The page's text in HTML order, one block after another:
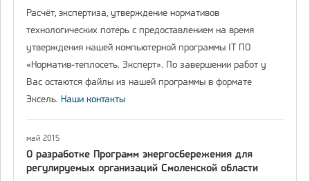
Расчёт, экспертиза, утверждение нормативов
технологических потерь с предоставлением на время
утверждения нашей компьютерной программы IT ПО
«Норматив-теплосеть. Эксперт». По завершении работ у
Вас остаются файлы из нашей программы в формате
Эксель. Наши контакты
май 2015
О разработке Программ энергосбережения для
регулируемых организаций Смоленской области